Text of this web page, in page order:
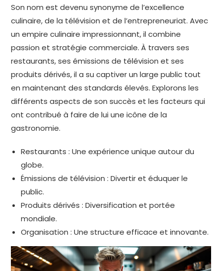
Son nom est devenu synonyme de l’excellence
culinaire, de la télévision et de l’entrepreneuriat. Avec
un empire culinaire impressionnant, il combine
passion et stratégie commerciale. À travers ses
restaurants, ses émissions de télévision et ses
produits dérivés, il a su captiver un large public tout
en maintenant des standards élevés. Explorons les
différents aspects de son succès et les facteurs qui
ont contribué à faire de lui une icône de la
gastronomie.
Restaurants : Une expérience unique autour du
globe.
Émissions de télévision : Divertir et éduquer le
public.
Produits dérivés : Diversification et portée
mondiale.
Organisation : Une structure efficace et innovante.